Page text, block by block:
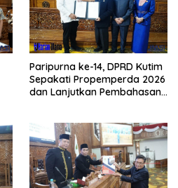
Paripurna ke-14, DPRD Kutim
Sepakati Propemperda 2026
dan Lanjutkan Pembahasan